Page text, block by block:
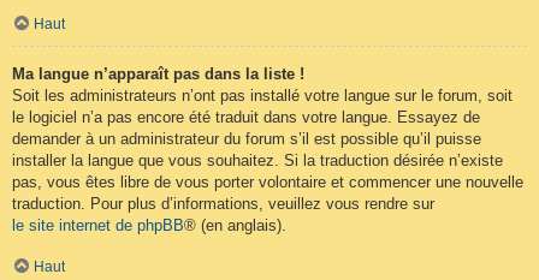
Haut
Ma langue n’apparaît pas dans la liste !
Soit les administrateurs n’ont pas installé votre langue sur le forum, soit
le logiciel n’a pas encore été traduit dans votre langue. Essayez de
demander à un administrateur du forum s’il est possible qu’il puisse
installer la langue que vous souhaitez. Si la traduction désirée n’existe
pas, vous êtes libre de vous porter volontaire et commencer une nouvelle
traduction. Pour plus d’informations, veuillez vous rendre sur
le site internet de phpBB® (en anglais).
Haut